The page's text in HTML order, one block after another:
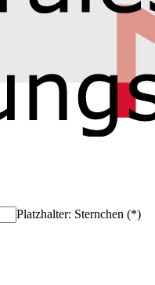
Platzhalter: Sternchen (*)